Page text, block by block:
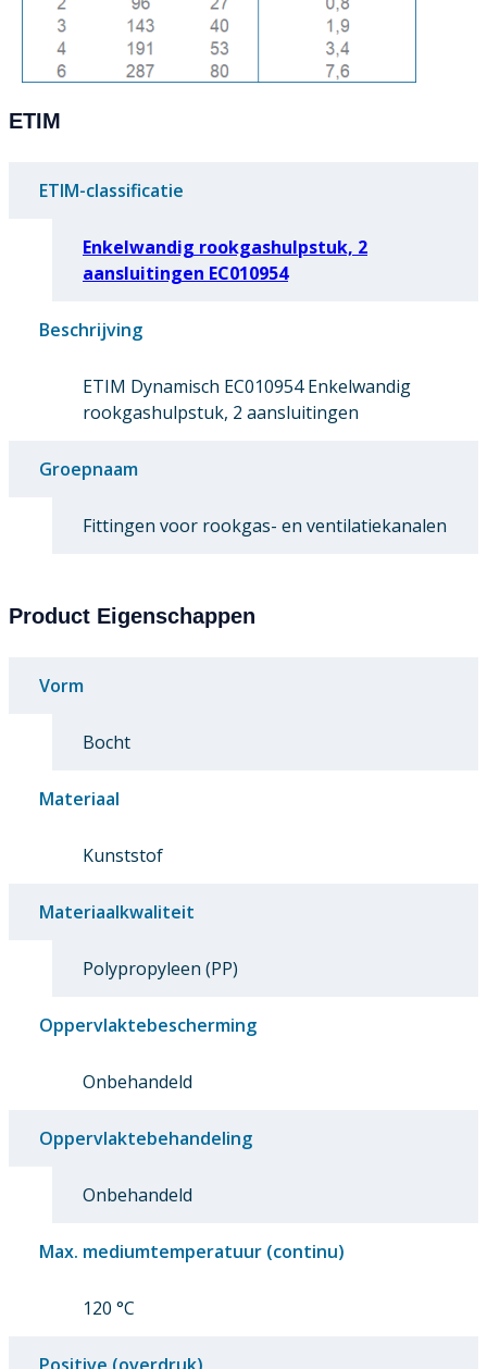
ETIM
ETIM-classificatie
Enkelwandig rookgashulpstuk, 2
aansluitingen EC010954
Beschrijving
ETIM Dynamisch EC010954 Enkelwandig
rookgashulpstuk, 2 aansluitingen
Groepnaam
Fittingen voor rookgas- en ventilatiekanalen
Product Eigenschappen
Vorm
Bocht
Materiaal
Kunststof
Materiaalkwaliteit
Polypropyleen (PP)
Oppervlaktebescherming
Onbehandeld
Oppervlaktebehandeling
Onbehandeld
Max. mediumtemperatuur (continu)
120 °C